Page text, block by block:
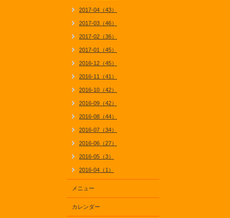
2017-04（43）
2017-03（46）
2017-02（36）
2017-01（45）
2016-12（45）
2016-11（41）
2016-10（42）
2016-09（42）
2016-08（44）
2016-07（34）
2016-06（27）
2016-05（3）
2016-04（1）
メニュー
カレンダー